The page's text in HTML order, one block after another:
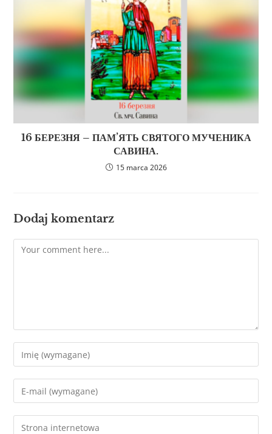
16 БЕРЕЗНЯ – ПАМ’ЯТЬ СВЯТОГО МУЧЕНИКА
САВИНА.
15 marca 2026
Dodaj komentarz